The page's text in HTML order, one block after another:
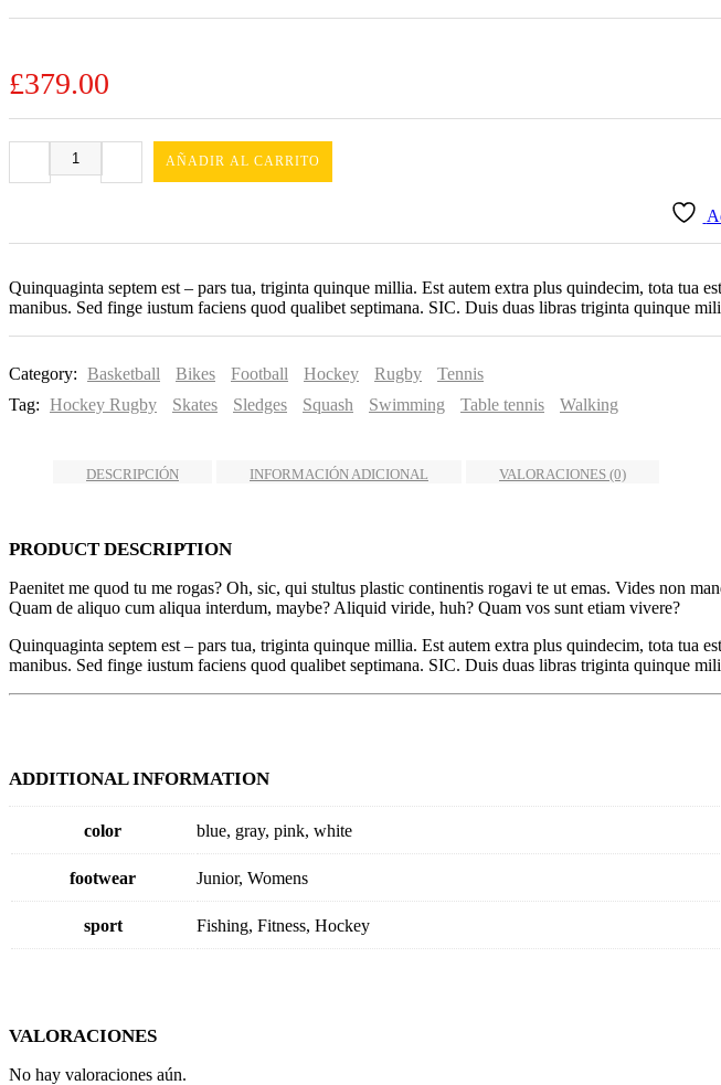
£379.00
AÑADIR AL CARRITO
Quinquaginta septem est – pars tua, triginta quinque millia. Est autem extra plus quindecim, tota tua
manibus. Sed finge iustum faciens quod qualibet septimana. SIC. Duis duas libras triginta quinque
Category: Basketball Bikes Football Hockey Rugby
Tennis
Tag: Hockey Rugby Skates Sledges Squash Swimming Table tennis Walking
DESCRIPCIÓN INFORMACIÓN ADICIONAL VALORACIONES (0)
PRODUCT DESCRIPTION
Paenitet me quod tu me rogas? Oh, sic, qui stultus plastic continentis rogavi te ut emas. Vides non
Quam de aliquo cum aliqua interdum, maybe? Aliquid viride, huh? Quam vos sunt etiam vivere?
Quinquaginta septem est – pars tua, triginta quinque millia. Est autem extra plus quindecim, tota tua
manibus. Sed finge iustum faciens quod qualibet septimana. SIC. Duis duas libras triginta quinque
ADDITIONAL INFORMATION
color blue, gray, pink, white
footwear Junior, Womens
sport Fishing, Fitness, Hockey
VALORACIONES
No hay valoraciones aún.